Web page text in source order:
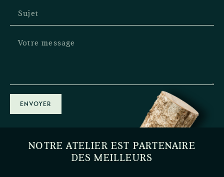
ENVOYER
NOTRE ATELIER EST PARTENAIRE
DES MEILLEURS